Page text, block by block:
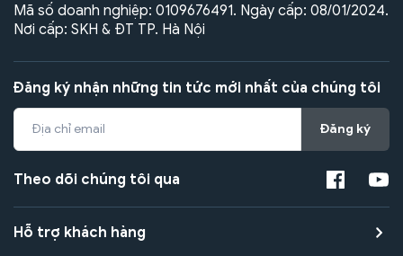
Mã số doanh nghiệp: 0109676491. Ngày cấp: 08/01/2024.
Nơi cấp: SKH & ĐT TP. Hà Nội
Đăng ký nhận những tin tức mới nhất của chúng tôi
Đăng ký
Theo dõi chúng tôi qua
Hỗ trợ khách hàng